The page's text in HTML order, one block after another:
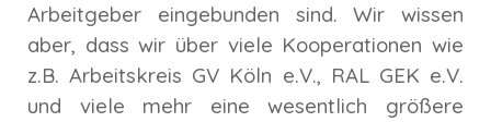
Arbeitgeber eingebunden sind. Wir wissen
aber, dass wir über viele Kooperationen wie
z.B. Arbeitskreis GV Köln e.V., RAL GEK e.V.
und viele mehr eine wesentlich größere